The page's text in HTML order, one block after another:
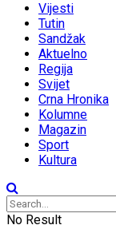
Vijesti
Tutin
Sandžak
Aktuelno
Regija
Svijet
Crna Hronika
Kolumne
Magazin
Sport
Kultura
No Result